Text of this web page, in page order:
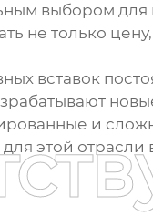
выбором
не только
вставок
и
этой